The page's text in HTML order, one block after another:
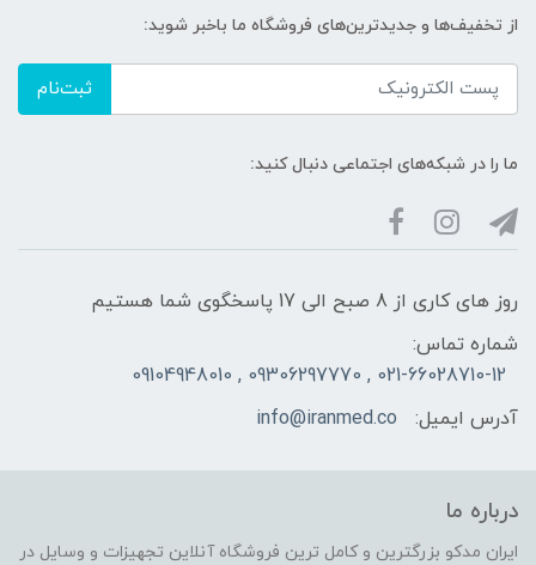
از تخفیف‌ها و جدیدترین‌های فروشگاه ما باخبر شوید:
ثبت‌نام
ما را در شبکه‌های اجتماعی دنبال کنید:
روز های کاری از 8 صبح الی 17 پاسخگوی شما هستیم
شماره تماس:
021-66028710-12 , 09306297770 , 09104948010
آدرس ایمیل:
info@iranmed.co
درباره ما
ایران مدکو بزرگترین و کامل ترین فروشگاه آنلاین تجهیزات و وسایل در